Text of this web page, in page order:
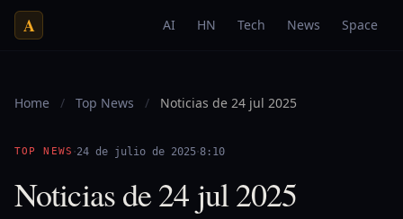
A AI HN Tech News Space
Home / Top News / Noticias de 24 jul 2025
TOP NEWS ·24 de julio de 2025·8:10
Noticias de 24 jul 2025